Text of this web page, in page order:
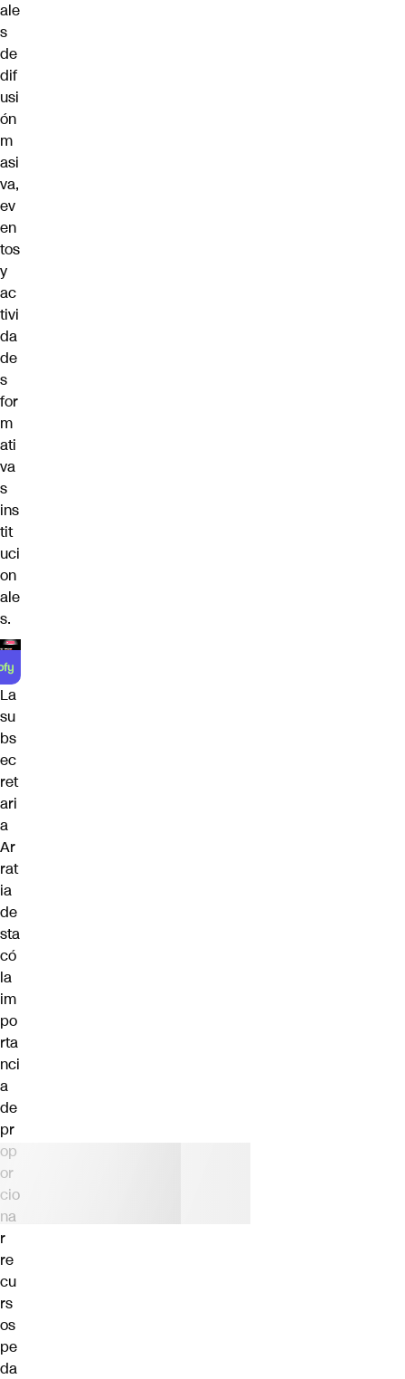
ale
s
de
dif
usi
ón
m
asi
va,
ev
en
tos
y
ac
tivi
da
de
s
for
m
ati
va
s
ins
tit
uci
on
ale
s.
La
su
bs
ec
ret
ari
a
Ar
rat
ia
de
sta
có
la
im
po
rta
nci
a
de
pr
op
or
cio
na
r
re
cu
rs
os
pe
da